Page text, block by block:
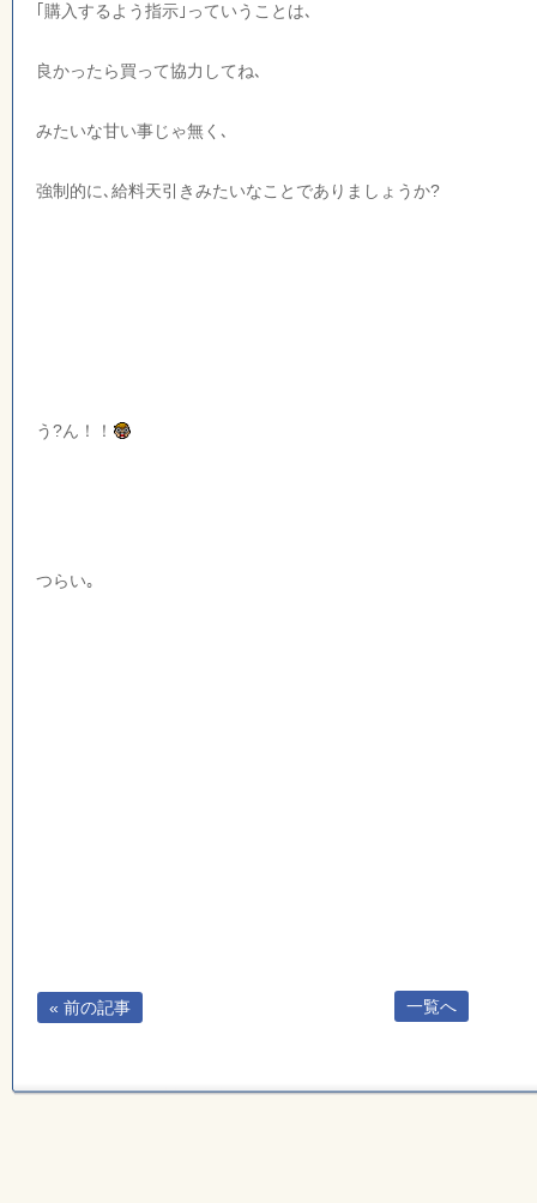
｢購入するよう指示｣っていうことは､
良かったら買って協力してね､
みたいな甘い事じゃ無く､
強制的に､給料天引きみたいなことでありましょうか?
う?ん！！
つらい｡
一覧へ
« 前の記事